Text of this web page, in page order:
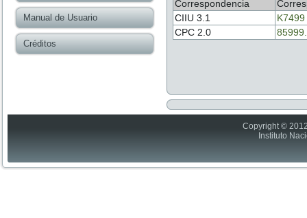
Manual de Usuario
Créditos
Correspondencia
CIIU 3.1
K7499
CPC 2.0
Copyright ©
Instituto